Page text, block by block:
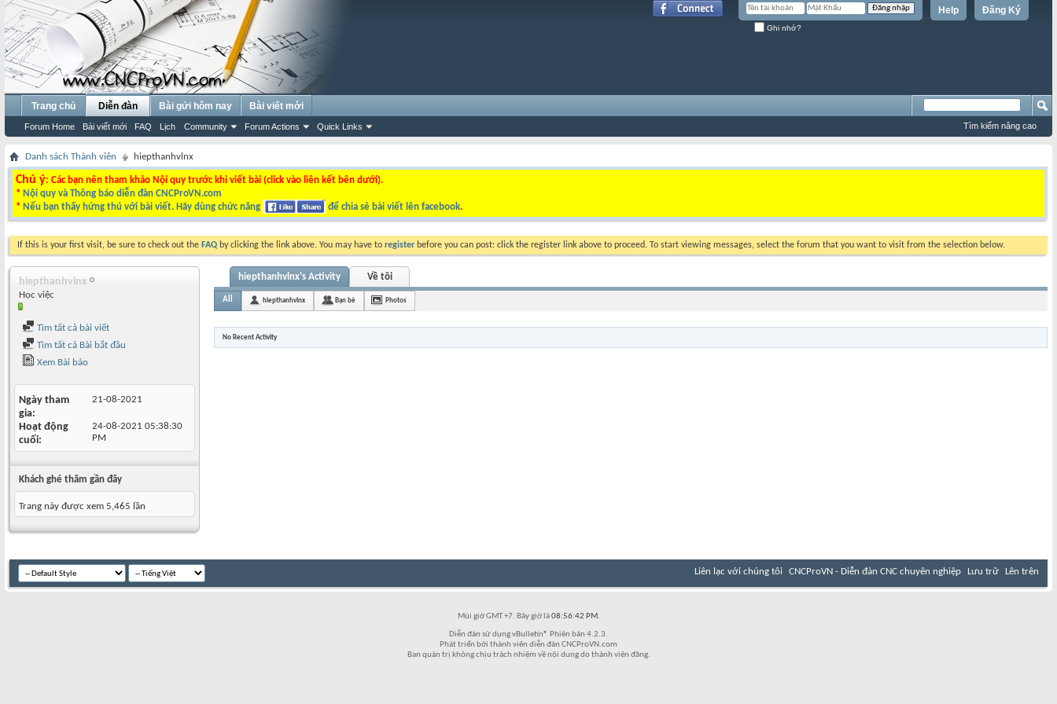
Đăng Ký
Help
Ghi nhớ?
Trang chủ Diễn đàn
Forum Home Bài viết mới FAQ Lịch Community Forum Actions Quick Links
Bài gửi hôm nay Bài viết mới
Tìm kiếm nâng cao
Danh sách Thành viên hiepthanhvlnx
Chú ý: Các bạn nên tham khảo Nội quy trước khi viết bài (click vào liên kết bên dưới).
* Nội quy và Thông báo diễn đàn CNCProVN.com
* Nếu bạn thấy hứng thú với bài viết. Hãy dùng chức năng để chia sẻ bài viết lên facebook.
If this is your first visit, be sure to check out the FAQ by clicking the link above. You may have to register before you can post: click the register link above to proceed. To start viewing messages, select the forum that you want to visit from the selection below.
hiepthanhvlnx
Học việc
Tìm tất cả bài viết
Tìm tất cả Bài bắt đầu
Xem Bài báo
Ngày tham
gia
21-08-2021
Hoạt động
cuối
24-08-2021 05:38:30
PM
Khách ghé thăm gần đây
Trang này được xem 5,465 lần
hiepthanhvlnx's Activity Về tôi
All hiepthanhvlnx Bạn bè Photos
No Recent Activity
Liên lạc với chúng tôi CNCProVN - Diễn đàn CNC chuyên nghiệp Lưu trữ Lên trên
Múi giờ GMT +7. Bây giờ là08:56:42 PM.
Diễn đàn sử dụng vBulletin® Phiên bản 4.2.3.
Phát triển bởi thành viên diễn đàn CNCProVN.com
Ban quản trị không chịu trách nhiệm về nội dung do thành viên đăng.